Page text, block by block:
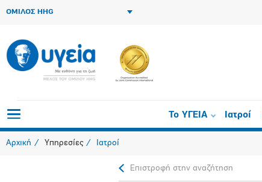
ΟΜΙΛΟΣ HHG
Το ΥΓΕΙΑ Ιατροί
Αρχική Υπηρεσίες Ιατροί
Επιστροφή στην αναζήτηση